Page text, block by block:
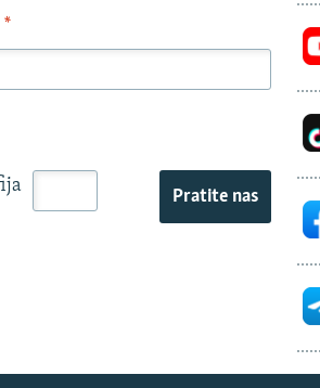
*
Pratite nas